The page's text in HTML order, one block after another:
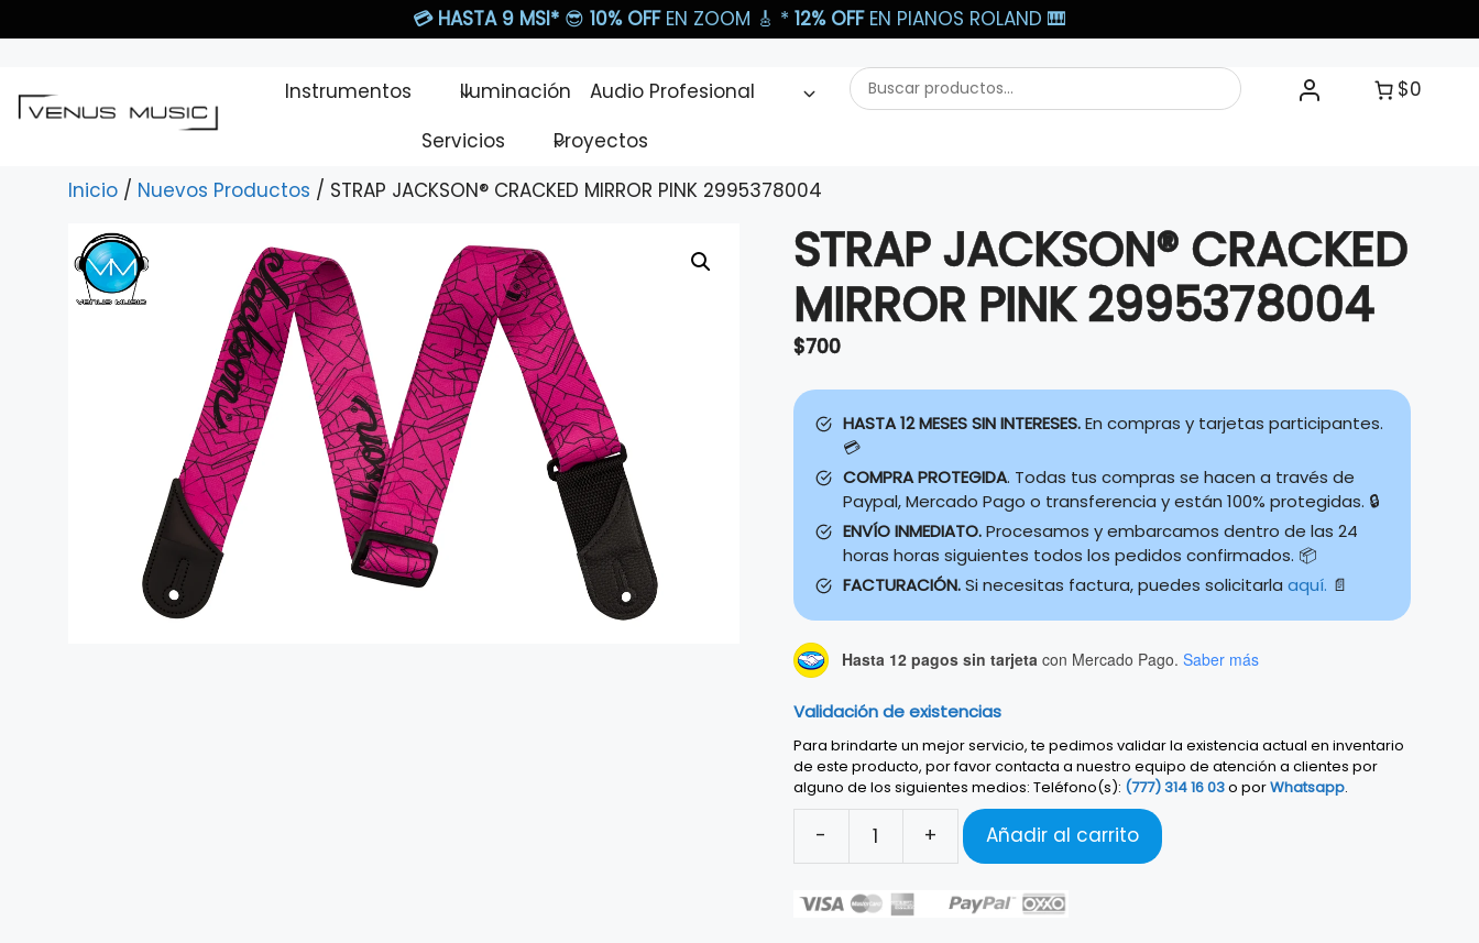
al
💳 HASTA 9 MSI* 😎 10% OFF EN ZOOM 🎸​ * 12% OFFEN PIANOS ROLAND 🎹​
Instrumentos Iluminación
Audio Profesional
Servicios
Proyectos
Buscar
productos...
$0
Inicio / Nuevos Productos / STRAP JACKSON® CRACKED MIRROR PINK 2995378004
STRAP JACKSON® CRACKED
MIRROR PINK 2995378004
$700
HASTA 12 MESES SIN INTERESES.En compras y tarjetas participantes.
💳
COMPRA PROTEGIDA. Todas tus compras se hacen a través de
Paypal, Mercado Pago o transferencia y están 100% protegidas. 🔒
ENVÍO INMEDIATO.Procesamos y embarcamos dentro de las 24
horas horas siguientes todos los pedidos confirmados. 📦
FACTURACIÓN.Si necesitas factura, puedes solicitarla aquí. 📄
Hasta 12 pagos sin tarjetacon Mercado Pago. Saber más
Validación de existencias
Para brindarte un mejor servicio, te pedimos validar la existencia actual en inventario
de este producto, por favor contacta a nuestro equipo de atención a clientes por
alguno de los siguientes medios: Teléfono(s): (777) 314 16 03o porWhatsapp.
-
CRACKED
+ Añadir al carrito